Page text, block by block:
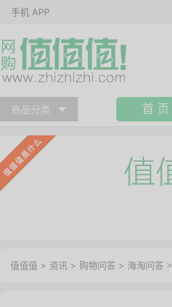
手机 APP
商品分类 首 页
值值值 > 资讯 > 购物问答 > 海淘问答 >